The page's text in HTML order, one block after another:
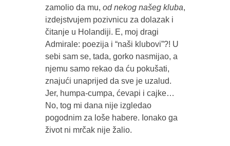
zamolio da mu, od nekog našeg kluba,
izdejstvujem pozivnicu za dolazak i
čitanje u Holandiji. E, moj dragi
Admirale: poezija i “naši klubovi”?! U
sebi sam se, tada, gorko nasmijao, a
njemu samo rekao da ću pokušati,
znajući unaprijed da sve je uzalud.
Jer, humpa-cumpa, ćevapi i cajke…
No, tog mi dana nije izgledao
pogodnim za loše habere. Ionako ga
život ni mrčak nije žalio.